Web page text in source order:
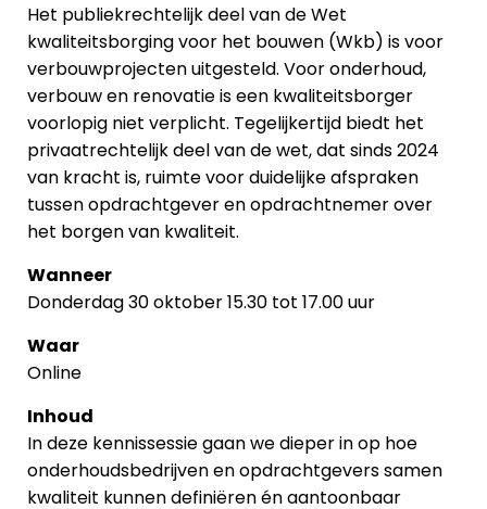
Het publiekrechtelijk deel van de Wet
kwaliteitsborging voor het bouwen (Wkb) is voor
verbouwprojecten uitgesteld. Voor onderhoud,
verbouw en renovatie is een kwaliteitsborger
voorlopig niet verplicht. Tegelijkertijd biedt het
privaatrechtelijk deel van de wet, dat sinds 2024
van kracht is, ruimte voor duidelijke afspraken
tussen opdrachtgever en opdrachtnemer over
het borgen van kwaliteit.
Wanneer
Donderdag 30 oktober 15.30 tot 17.00 uur
Waar
Online
Inhoud
In deze kennissessie gaan we dieper in op hoe
onderhoudsbedrijven en opdrachtgevers samen
kwaliteit kunnen definiëren én aantoonbaar